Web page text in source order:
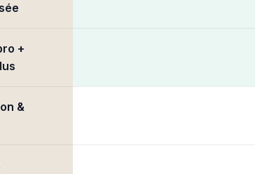
+
&